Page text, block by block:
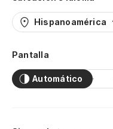
Hispanoamérica
Pantalla
Automático